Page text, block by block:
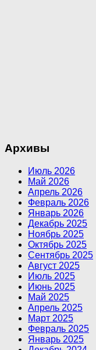
Архивы
Июль 2026
Май 2026
Апрель 2026
Февраль 2026
Январь 2026
Декабрь 2025
Ноябрь 2025
Октябрь 2025
Сентябрь 2025
Август 2025
Июль 2025
Июнь 2025
Май 2025
Апрель 2025
Март 2025
Февраль 2025
Январь 2025